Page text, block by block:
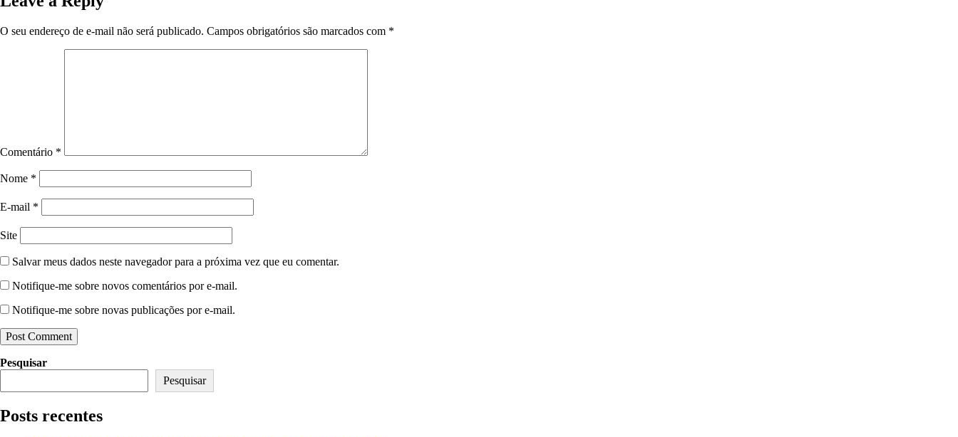
O seu endereço de e-mail não será publicado. Campos obrigatórios são marcados com *
Comentário *
Nome *
E-mail *
Site
Salvar meus dados neste navegador para a próxima vez que eu comentar.
Notifique-me sobre novos comentários por e-mail.
Notifique-me sobre novas publicações por e-mail.
Pesquisar
Pesquisar
Posts recentes